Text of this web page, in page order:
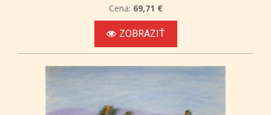
Cena: 69,71 €
ZOBRAZIŤ